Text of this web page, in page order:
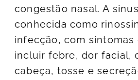
congestão nasal. A
conhecida como
infecção, com sintomas
incluir febre, dor facial,
cabeça, tosse e